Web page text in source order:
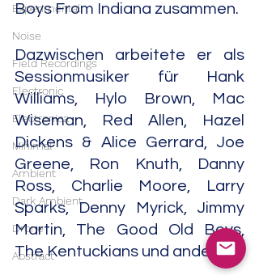
Experimental
Noise
Field Recordings
Electronic
Electronica
Minimal
Ambient
Dark Ambient
Drone
Abstract
Boys From Indiana zusammen.
Dazwischen arbeitete er als
Sessionmusiker für Hank
Williams, Hylo Brown, Mac
Wiseman, Red Allen, Hazel
Dickens & Alice Gerrard, Joe
Greene, Ron Knuth, Danny
Ross, Charlie Moore, Larry
Sparks, Denny Myrick, Jimmy
Martin, The Good Old Boys,
The Kentuckians und andere.